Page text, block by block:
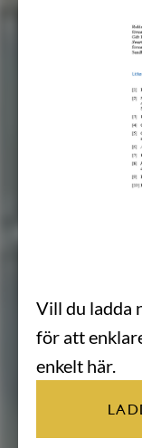
Vill du ladda
för att
enkelt här.